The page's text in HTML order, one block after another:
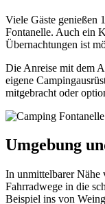
Viele Gäste genießen
Fontanelle. Auch ein
Übernachtungen ist
Die Anreise mit dem
eigene
mitgebracht oder
Umgebung
In unmittelbarer Nähe
Fahrradwege in die
Beispiel ins von